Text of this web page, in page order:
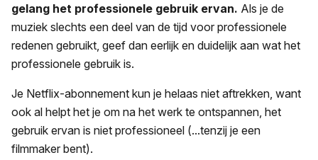
gelang het professionele gebruik ervan. Als je de
muziek slechts een deel van de tijd voor professionele
redenen gebruikt, geef dan eerlijk en duidelijk aan wat het
professionele gebruik is.
Je Netflix-abonnement kun je helaas niet aftrekken, want
ook al helpt het je om na het werk te ontspannen, het
gebruik ervan is niet professioneel (...tenzij je een
filmmaker bent).